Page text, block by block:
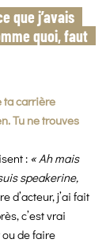
que j’avais
quoi, faut
ta carrière
Tu ne trouves
: « Ah mais
speakerine,
d’acteur, j’ai fait
c’est vrai
ou de faire